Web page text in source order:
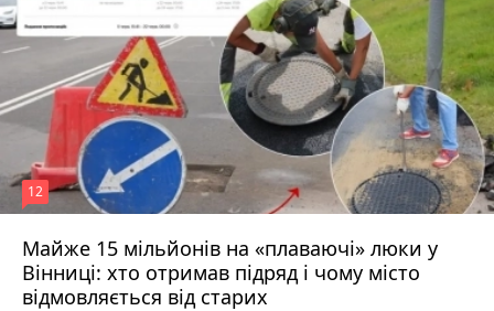
Майже 15 мільйонів на «плаваючі» люки у
Вінниці: хто отримав підряд і чому місто
відмовляється від старих
12